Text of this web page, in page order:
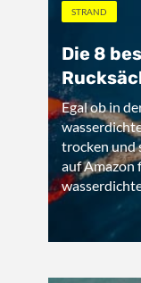
STRAND
Die 8
Egal ob in
trocken und
auf Amazon